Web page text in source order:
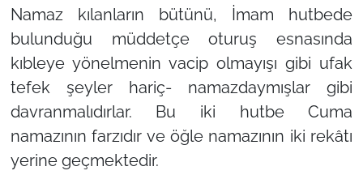
Namaz kılanların bütünü, İmam hutbede
bulunduğu müddetçe oturuş esnasında
kıbleye yönelmenin vacip olmayışı gibi ufak
tefek şeyler hariç- namazdaymışlar gibi
davranmalıdırlar. Bu iki hutbe Cuma
namazının farzıdır ve öğle namazının iki rekâtı
yerine geçmektedir.